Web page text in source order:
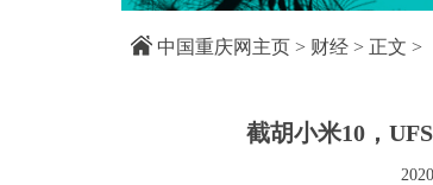
中国重庆网主页 > 财经 > 正文 >
截胡小米10，